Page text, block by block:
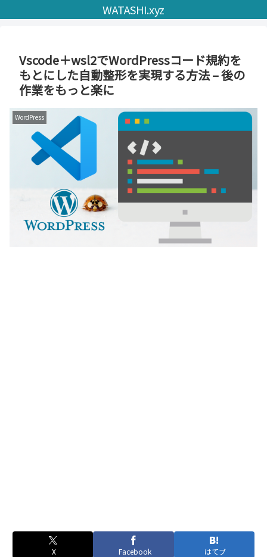
WATASHI.xyz
Vscode＋wsl2でWordPressコード規約を
もとにした自動整形を実現する方法 – 後の
作業をもっと楽に
WordPress
X Facebook はてブ